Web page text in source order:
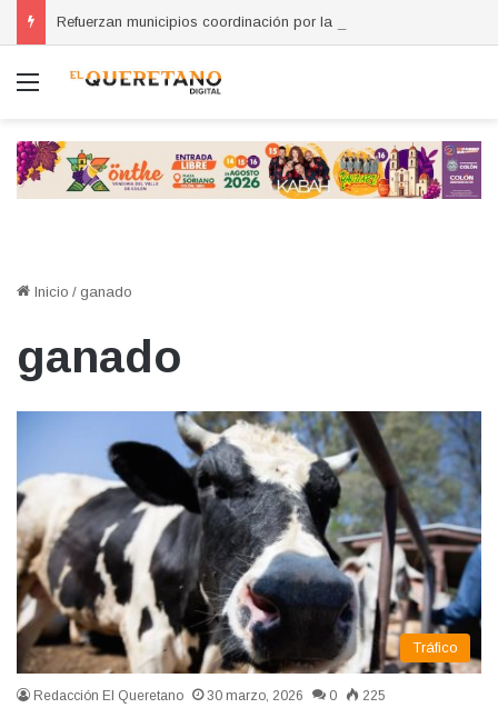
Menú
Inicio / ganado
ganado
Tráfico
Redacción El Queretano 30 marzo, 2026 0 225